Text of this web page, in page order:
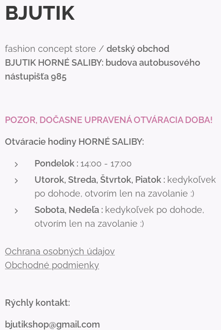
BJUTIK
fashion concept store / detský obchod
BJUTIK HORNÉ SALIBY: budova autobusového
nástupišťa 985
POZOR, DOČASNE UPRAVENÁ OTVÁRACIA DOBA!
Otváracie hodiny HORNÉ SALIBY:
Pondelok : 14:00 - 17:00
Utorok, Streda, Štvrtok, Piatok : kedykoľvek
po dohode, otvorím len na zavolanie :)
Sobota, Nedeľa : kedykoľvek po dohode,
otvorím len na zavolanie :)
Ochrana osobných údajov
Obchodné podmienky
Rýchly kontakt:
bjutikshop@gmail.com